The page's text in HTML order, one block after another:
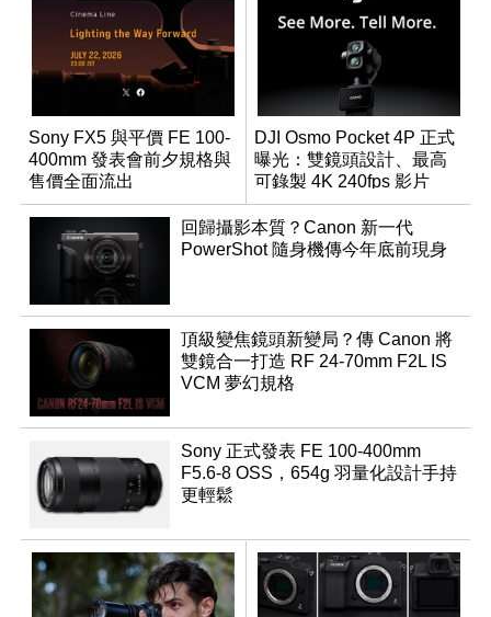
Sony FX5 與平價 FE 100-
400mm 發表會前夕規格與
售價全面流出
DJI Osmo Pocket 4P 正式
曝光：雙鏡頭設計、最高
可錄製 4K 240fps 影片
回歸攝影本質？Canon 新一代
PowerShot 隨身機傳今年底前現身
頂級變焦鏡頭新變局？傳 Canon 將
雙鏡合一打造 RF 24-70mm F2L IS
VCM 夢幻規格
Sony 正式發表 FE 100-400mm
F5.6-8 OSS，654g 羽量化設計手持
更輕鬆